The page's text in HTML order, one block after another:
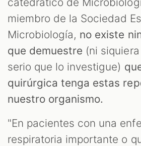
miembro de la Sociedad
Microbiología, no existe
que demuestre (ni
serio que lo investigue)
quirúrgica tenga estas
nuestro organismo.
"En pacientes con una
respiratoria importante o